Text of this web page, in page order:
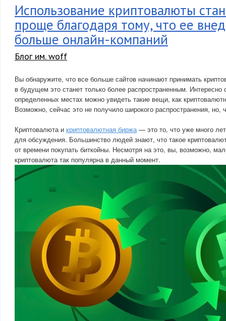
Использование криптовалюты
проще благодаря тому, что ее
больше онлайн-компаний
Блог им. woff
Вы обнаружите, что все больше сайтов начинают принимать
в будущем это станет только более распространенным. Интересно
определенных местах можно увидеть такие вещи, как
Возможно, сейчас это не получило широкого распространения, но,
Криптовалюта и криптовалютная биржа— это то, что уже много
для обсуждения. Большинство людей знают, что такое
от времени покупать биткойны. Несмотря на это, вы, возможно,
криптовалюта так популярна в данный момент.